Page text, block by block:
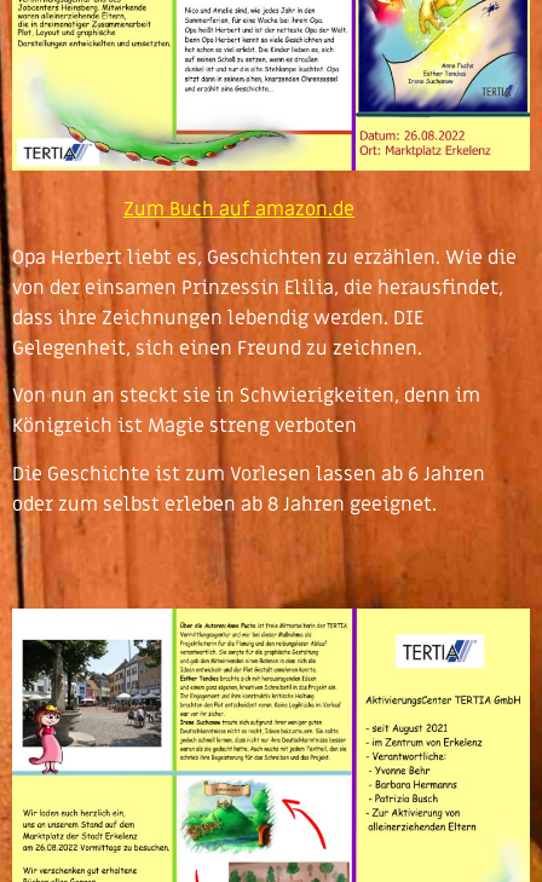
Zum Buch auf amazon.de
Opa Herbert liebt es, Geschichten zu erzählen. Wie die
von der einsamen Prinzessin Elilia, die herausfindet,
dass ihre Zeichnungen lebendig werden. DIE
Gelegenheit, sich einen Freund zu zeichnen.
Von nun an steckt sie in Schwierigkeiten, denn im
Königreich ist Magie streng verboten
Die Geschichte ist zum Vorlesen lassen ab 6 Jahren
oder zum selbst erleben ab 8 Jahren geeignet.